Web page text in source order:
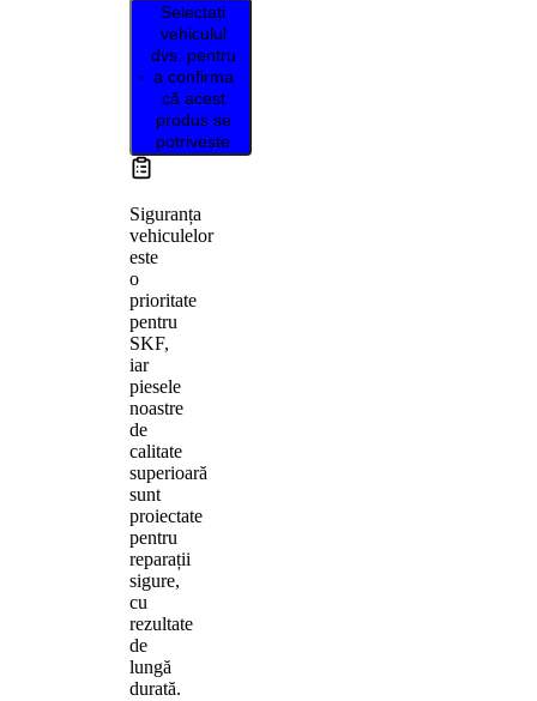
Selectați
vehiculul
dvs. pentru
a confirma
că acest
produs se
potrivește
Siguranța
vehiculelor
este
o
prioritate
pentru
SKF,
iar
piesele
noastre
de
calitate
superioară
sunt
proiectate
pentru
reparații
sigure,
cu
rezultate
de
lungă
durată.